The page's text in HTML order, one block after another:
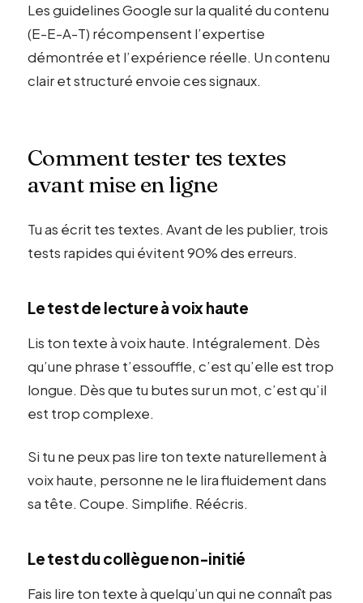
Les guidelines Google sur la qualité du contenu
(E-E-A-T) récompensent l’expertise
démontrée et l’expérience réelle. Un contenu
clair et structuré envoie ces signaux.
Comment tester tes textes
avant mise en ligne
Tu as écrit tes textes. Avant de les publier, trois
tests rapides qui évitent 90% des erreurs.
Le test de lecture à voix haute
Lis ton texte à voix haute. Intégralement. Dès
qu’une phrase t’essouffle, c’est qu’elle est trop
longue. Dès que tu butes sur un mot, c’est qu’il
est trop complexe.
Si tu ne peux pas lire ton texte naturellement à
voix haute, personne ne le lira fluidement dans
sa tête. Coupe. Simplifie. Réécris.
Le test du collègue non-initié
Fais lire ton texte à quelqu’un qui ne connaît pas